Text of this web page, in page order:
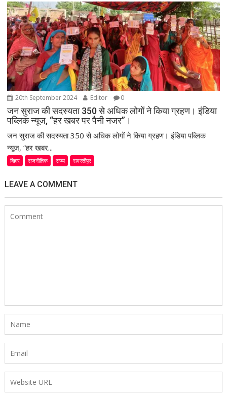
20th September 2024 Editor 0
जन सुराज की सदस्यता 350 से अधिक लोगों ने किया ग्रहण। इंडिया
पब्लिक न्यूज, “हर खबर पर पैनी नजर”।
जन सुराज की सदस्यता 350 से अधिक लोगों ने किया ग्रहण। इंडिया पब्लिक
न्यूज, “हर खबर...
बिहार राजनीतिक राज्य समस्तीपुर
LEAVE A COMMENT